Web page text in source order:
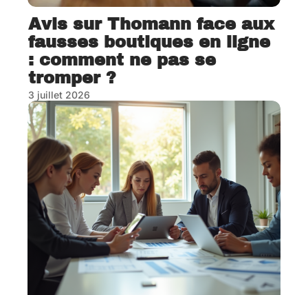
Avis sur Thomann face aux
fausses boutiques en ligne
: comment ne pas se
tromper ?
3 juillet 2026